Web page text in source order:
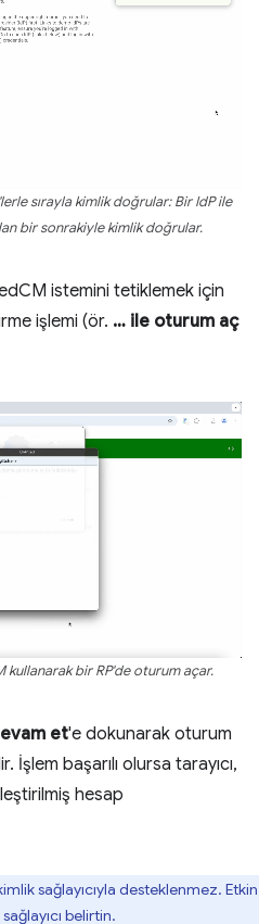
sırayla kimlik doğrular: Bir IdP ile
bir sonrakiyle kimlik doğrular.
istemini tetiklemek için
işlemi (ör. … ile oturum aç
kullanarak bir RP'de oturum açar.
et'e dokunarak oturum
İşlem başarılı olursa tarayıcı,
hesap
sağlayıcıyla desteklenmez. Etkin
belirtin.